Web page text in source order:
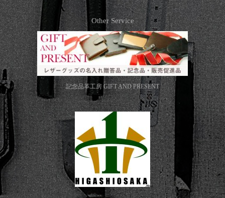
Other Service
記念品革工房 GIFT AND PRESENT